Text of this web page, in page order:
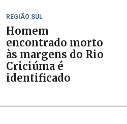
REGIÃO SUL
Homem
encontrado morto
às margens do Rio
Criciúma é
identificado